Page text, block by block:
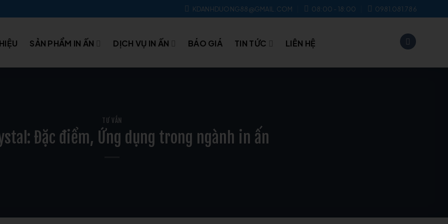
KDANHDUONG88@GMAIL.COM 08:00 - 18:00 0981.081.786
SẢN PHẨM IN ẤN DỊCH VỤ IN ẤN BÁO GIÁ TIN TỨC LIÊN HỆ
TƯ VẤN
Đặc điểm, Ứng dụng trong ngành in ấn